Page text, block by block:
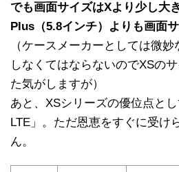
でも画面サイズはXより少し大
Plus（5.8インチ）よりも画面
（ケースメーカーとしては微
しなくてはならないのでXSの
た気がしますが）
あと、XSシリーズの優位点と
LTE」。ただ恩恵をすぐに受け
ん。